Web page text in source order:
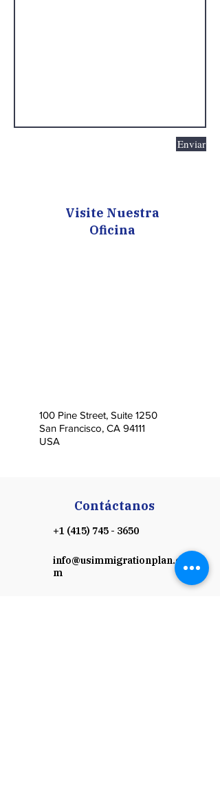
Enviar
Visite Nuestra
Oficina
100 Pine Street, Suite 1250
San Francisco, CA 94111
USA
Contáctanos
+1 (415) 745 - 3650
info@usimmigrationplan.co
m